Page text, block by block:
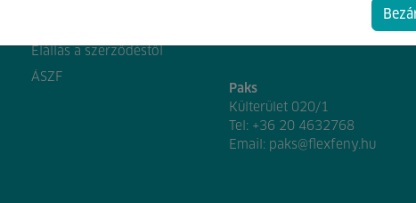
Elállás a szerződéstől
ÁSZF
gyor@flexfeny.hu
Paks
Külterület 020/1
Tel: +36 20 4632768
Email: paks@flexfeny.hu